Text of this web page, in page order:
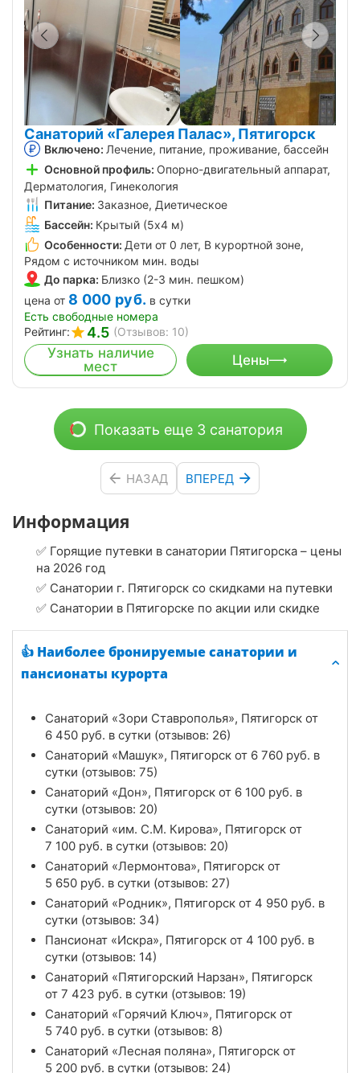
Информация
✅ Горящие путевки в санатории Пятигорска – цены
на 2026 год
✅ Санатории г. Пятигорск со скидками на путевки
✅ Санатории в Пятигорске по акции или скидке
👍 Наиболее бронируемые санатории и
пансионаты курорта
Санаторий «Зори Ставрополья», Пятигорск от
6 450 руб. в сутки (отзывов: 26)
Санаторий «Машук», Пятигорск от 6 760 руб. в
сутки (отзывов: 75)
Санаторий «Дон», Пятигорск от 6 100 руб. в
сутки (отзывов: 20)
Санаторий «им. С.М. Кирова», Пятигорск от
7 100 руб. в сутки (отзывов: 20)
Санаторий «Лермонтова», Пятигорск от
5 650 руб. в сутки (отзывов: 27)
Санаторий «Родник», Пятигорск от 4 950 руб. в
сутки (отзывов: 34)
Пансионат «Искра», Пятигорск от 4 100 руб. в
сутки (отзывов: 14)
Санаторий «Пятигорский Нарзан», Пятигорск
от 7 423 руб. в сутки (отзывов: 19)
Санаторий «Горячий Ключ», Пятигорск от
5 740 руб. в сутки (отзывов: 8)
Санаторий «Лесная поляна», Пятигорск от
5 200 руб. в сутки (отзывов: 24)
Санаторий «Галерея Палас», Пятигорск
Включено: Лечение, питание, проживание, бассейн
Основной профиль: Опорно-двигательный аппарат,
Дерматология, Гинекология
Питание: Заказное, Диетическое
Бассейн: Крытый (5х4 м)
Особенности: Дети от 0 лет, В курортной зоне,
Рядом с источником мин. воды
До парка: Близко (2-3 мин. пешком)
цена от 8 000 руб. в сутки
Есть свободные номера
Рейтинг:
4.5 (Отзывов: 10)
Узнать наличие
мест
Цены
Показать еще 3 санатория
НАЗАД ВПЕРЕД